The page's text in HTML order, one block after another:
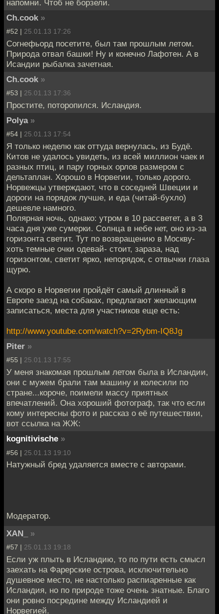
напомни. Чтоб не борзели.
Ch.cook »
#52 | 25.01.13 17:26
Согнефьорд посетите, был там прошлым летом.
Природа отвал башки! Ну и конечно Лафотен. А в
Исандии рыбалка зачетная.
Ch.cook »
#53 | 25.01.13 17:36
Простите, поторопился. Исландия.
Polya »
#54 | 25.01.13 17:54
Я только неделю как оттуда вернулась, из Будё.
Китов не удалось увидеть, из всей миллион чаек и
разных птиц, и пару горных орлов размером с
дельтаплан. Хорошо в Норвегии, только дорого.
Норвежцы утверждают, что в соседней Швеции и
дороги на порядок лучше, и еда (читай-бухло)
дешевле намного.
Полярная ночь, однако: утром в 10 рассветет, а в 3
часа дня уже сумерки. Солнца в небе нет, оно из-за
горизонта светит. Тут по возвращению в Москву-
хоть темные очки одевай- стоит, зараза, над
горизонтом, светит ярко, непорядок, с отвычки глаза
щурю.
А скоро в Норвегии пройдёт самый длинный в
Европе заезд на собаках, предлагают желающим
записаться, места для участников еще есть:
http://www.youtube.com/watch?v=2Rybm-IQ8Jg
Piter »
#55 | 25.01.13 17:55
У меня знакомая прошлым летом была в Исландии,
они с мужем брали там машину и колесили по
стране...короче, поимели массу приятных
впечатлений. Она хороший фотограф, так что если
кому интересны фото и рассказ о её путешествии,
вот ссылка на ЖЖ:
kognitivische »
#56 | 25.01.13 19:10
Натужный бред удаляется вместе с авторами.
Модератор.
XAN_
»
#57 | 25.01.13 19:18
Если уж плыть в Исландию, то по пути есть смысл
заехать на Фарерские острова, исключительно
душевное место, не настолько распиаренные как
Исландия, но по природе тоже очень знатные. Благо
они ровно посредине между Исландией и
Норвегией.